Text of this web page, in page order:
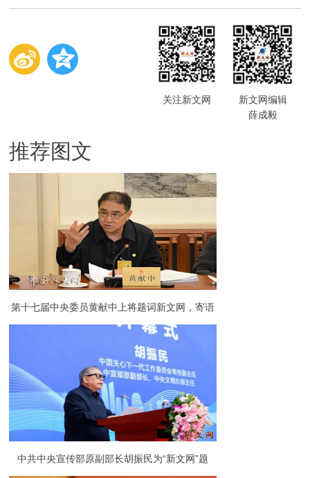
关注新文网
新文网编辑
薛成毅
推荐图文
第十七届中央委员黄献中上将题词新文网，寄语
中共中央宣传部原副部长胡振民为“新文网”题